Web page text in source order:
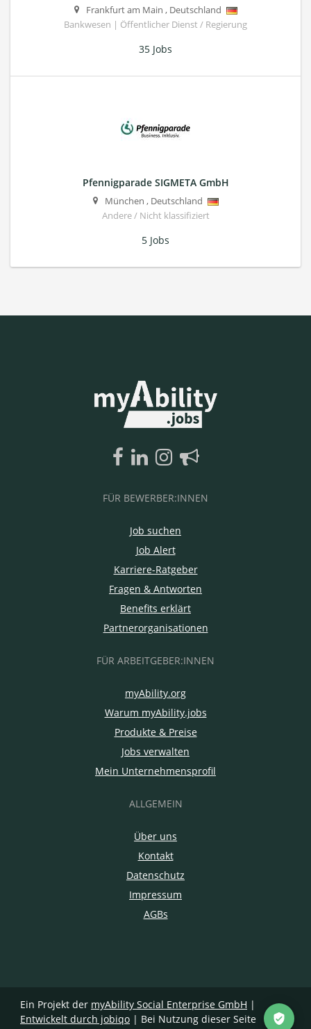
Frankfurt am Main , Deutschland
Bankwesen | Öffentlicher Dienst / Regierung
35 Jobs
Pfennigparade SIGMETA GmbH
München , Deutschland
Andere / Nicht klassifiziert
5 Jobs
FÜR BEWERBER:INNEN
Job suchen
Job Alert
Karriere-Ratgeber
Fragen & Antworten
Benefits erklärt
Partnerorganisationen
FÜR ARBEITGEBER:INNEN
myAbility.org
Warum myAbility.jobs
Produkte & Preise
Jobs verwalten
Mein Unternehmensprofil
ALLGEMEIN
Über uns
Kontakt
Datenschutz
Impressum
AGBs
Ein Projekt der myAbility Social Enterprise GmbH |
Entwickelt durch jobiqo | Bei Nutzung dieser Seite